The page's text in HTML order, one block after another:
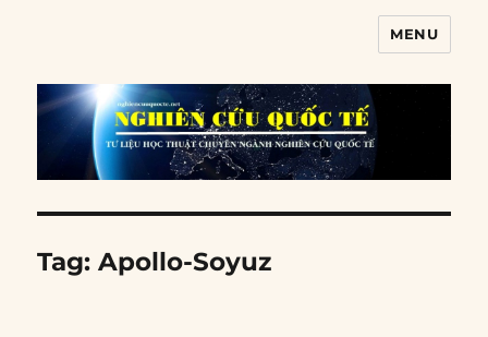
MENU
Tag:Apollo-Soyuz